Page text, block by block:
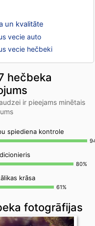
un kvalitāte
vecie auto
vecie hečbeki
hečbeka
ir pieejams minētais
spiediena kontrole
80%
krāsa
61%
fotogrāfijas